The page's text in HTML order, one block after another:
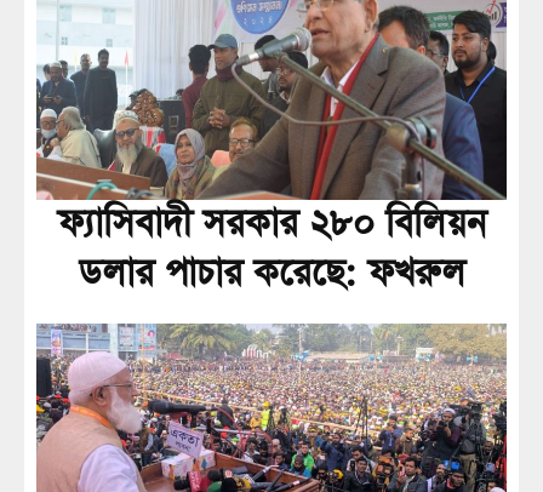
ফ্যাসিবাদী সরকার ২৮০ বিলিয়ন
ডলার পাচার করেছে: ফখরুল